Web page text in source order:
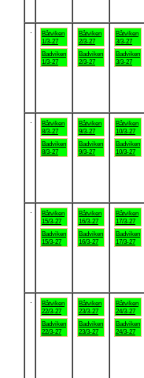
Båtviken
1/3-27
Badviken
1/3-27
Båtviken
2/3-27
Badviken
2/3-27
Båtviken
3/3-27
Badviken
3/3-27
Båtviken
8/3-27
Badviken
8/3-27
Båtviken
9/3-27
Badviken
9/3-27
Båtviken
10/3-27
Badviken
10/3-27
Båtviken
15/3-27
Badviken
15/3-27
Båtviken
16/3-27
Badviken
16/3-27
Båtviken
17/3-27
Badviken
17/3-27
Båtviken
22/3-27
Badviken
22/3-27
Båtviken
23/3-27
Badviken
23/3-27
Båtviken
24/3-27
Badviken
24/3-27